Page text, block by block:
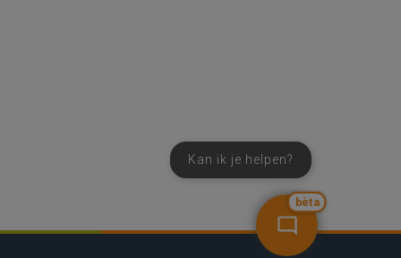
bèta
Kan ik je helpen?